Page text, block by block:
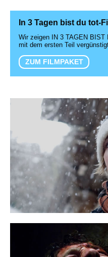
In 3 Tagen bist du tot-
Wir zeigen IN 3 TAGEN BIST
mit dem ersten Teil
ZUM FILMPAKET